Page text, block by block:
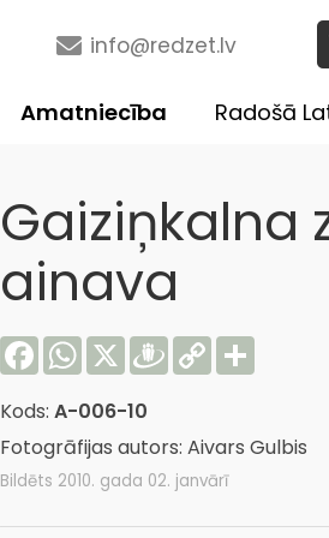
info@redzet.lv
Radošā
Amatniecība
Gaiziņkalna
ainava
Facebook
WhatsApp
X Draugiem
Copy
Link
Share
Kods: A-006-10
Fotogrāfijas autors: Aivars Gulbis
Bildēts 2010. gada 02. janvārī